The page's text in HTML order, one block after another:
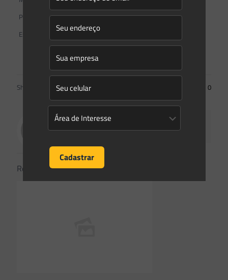
Presidente do ICMBio
Este conteúdo não substitui o publicado na versão certificada.
Share 0
Saes Advogados
Related posts